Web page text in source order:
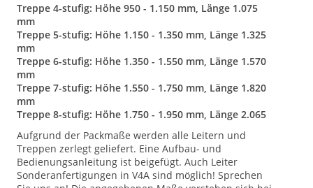
Treppe 4-stufig: Höhe 950 - 1.150 mm, Länge 1.075
mm
Treppe 5-stufig: Höhe 1.150 - 1.350 mm, Länge 1.325
mm
Treppe 6-stufig: Höhe 1.350 - 1.550 mm, Länge 1.570
mm
Treppe 7-stufig: Höhe 1.550 - 1.750 mm, Länge 1.820
mm
Treppe 8-stufig: Höhe 1.750 - 1.950 mm, Länge 2.065
Aufgrund der Packmaße werden alle Leitern und
Treppen zerlegt geliefert. Eine Aufbau- und
Bedienungsanleitung ist beigefügt. Auch Leiter
Sonderanfertigungen in V4A sind möglich! Sprechen